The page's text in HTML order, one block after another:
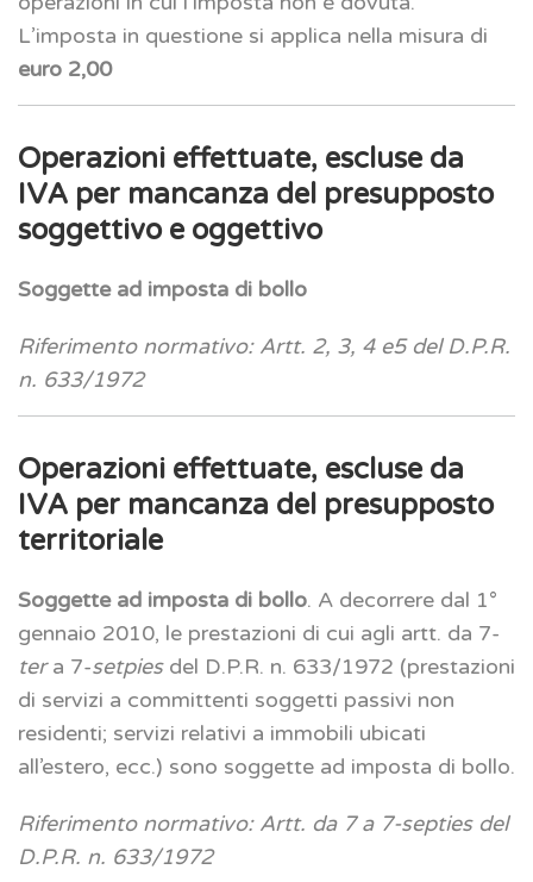
L’imposta in questione si applica nella misura di
euro 2,00
Operazioni effettuate, escluse da
IVA per mancanza del presupposto
soggettivo e oggettivo
Soggette ad imposta di bollo
Riferimento normativo: Artt. 2, 3, 4 e5 del D.P.R.
n. 633/1972
Operazioni effettuate, escluse da
IVA per mancanza del presupposto
territoriale
Soggette ad imposta di bollo. A decorrere dal 1°
gennaio 2010, le prestazioni di cui agli artt. da 7-
tera 7-setpiesdel D.P.R. n. 633/1972 (prestazioni
di servizi a committenti soggetti passivi non
residenti; servizi relativi a immobili ubicati
all’estero, ecc.) sono soggette ad imposta di bollo.
Riferimento normativo: Artt. da 7 a 7-septies del
D.P.R. n. 633/1972